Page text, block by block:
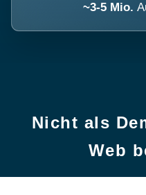
~3-5 Mio.
Nicht als
Web